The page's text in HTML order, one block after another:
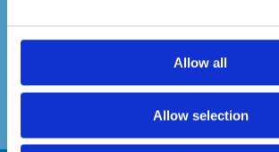
Allow all
Allow selection